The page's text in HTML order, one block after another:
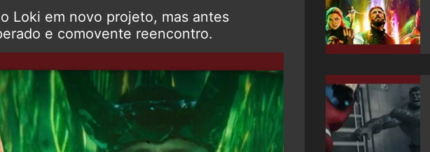
Loki em novo projeto, mas antes
e comovente reencontro.